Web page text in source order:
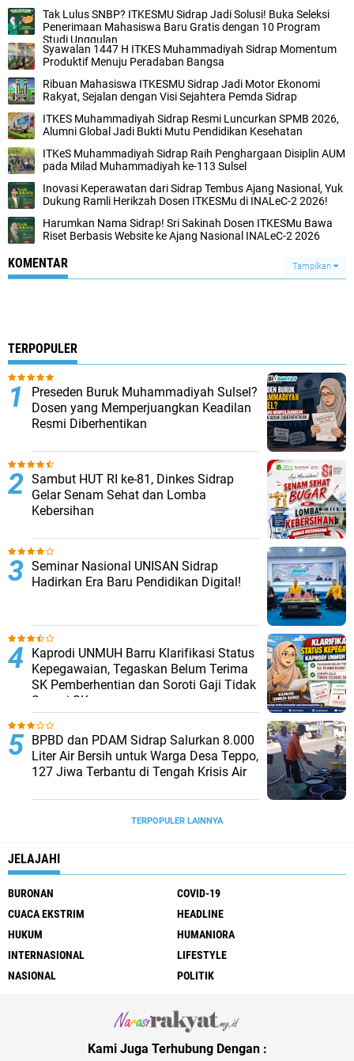
Tak Lulus SNBP? ITKESMU Sidrap Jadi Solusi! Buka Seleksi
Penerimaan Mahasiswa Baru Gratis dengan 10 Program
Studi Unggulan
Syawalan 1447 H ITKES Muhammadiyah Sidrap Momentum
Produktif Menuju Peradaban Bangsa
Ribuan Mahasiswa ITKESMU Sidrap Jadi Motor Ekonomi
Rakyat, Sejalan dengan Visi Sejahtera Pemda Sidrap
ITKES Muhammadiyah Sidrap Resmi Luncurkan SPMB 2026,
Alumni Global Jadi Bukti Mutu Pendidikan Kesehatan
ITKeS Muhammadiyah Sidrap Raih Penghargaan Disiplin AUM
pada Milad Muhammadiyah ke-113 Sulsel
Inovasi Keperawatan dari Sidrap Tembus Ajang Nasional, Yuk
Dukung Ramli Herikzah Dosen ITKESMu di INALeC-2 2026!
Harumkan Nama Sidrap! Sri Sakinah Dosen ITKESMu Bawa
Riset Berbasis Website ke Ajang Nasional INALeC-2 2026
KOMENTAR Tampilkan
TERPOPULER
Preseden Buruk Muhammadiyah Sulsel?
Dosen yang Memperjuangkan Keadilan
Resmi Diberhentikan
Sambut HUT RI ke-81, Dinkes Sidrap
Gelar Senam Sehat dan Lomba
Kebersihan
Seminar Nasional UNISAN Sidrap
Hadirkan Era Baru Pendidikan Digital!
Kaprodi UNMUH Barru Klarifikasi Status
Kepegawaian, Tegaskan Belum Terima
SK Pemberhentian dan Soroti Gaji Tidak
Sesuai SK
BPBD dan PDAM Sidrap Salurkan 8.000
Liter Air Bersih untuk Warga Desa Teppo,
127 Jiwa Terbantu di Tengah Krisis Air
TERPOPULER LAINNYA
JELAJAHI
BURONAN
COVID-19
CUACA EKSTRIM
HEADLINE
HUKUM
HUMANIORA
INTERNASIONAL
LIFESTYLE
NASIONAL
POLITIK
Kami Juga Terhubung Dengan :